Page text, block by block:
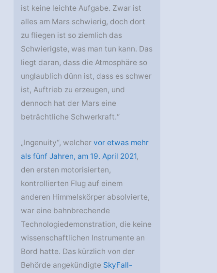
ist keine leichte Aufgabe. Zwar ist
alles am Mars schwierig, doch dort
zu fliegen ist so ziemlich das
Schwierigste, was man tun kann. Das
liegt daran, dass die Atmosphäre so
unglaublich dünn ist, dass es schwer
ist, Auftrieb zu erzeugen, und
dennoch hat der Mars eine
beträchtliche Schwerkraft.“
„Ingenuity“, welchervor etwas mehr
als fünf Jahren, am 19. April 2021,
den ersten motorisierten,
kontrollierten Flug auf einem
anderen Himmelskörper absolvierte,
war eine bahnbrechende
Technologiedemonstration, die keine
wissenschaftlichen Instrumente an
Bord hatte. Das kürzlich von der
Behörde angekündigte SkyFall-